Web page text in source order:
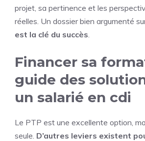
projet, sa pertinence et les
réelles. Un dossier bien argumenté
est la clé du succès.
Financer sa
guide des
un salarié en cdi
Le PTP est une excellente option,
seule. D’autres leviers existent